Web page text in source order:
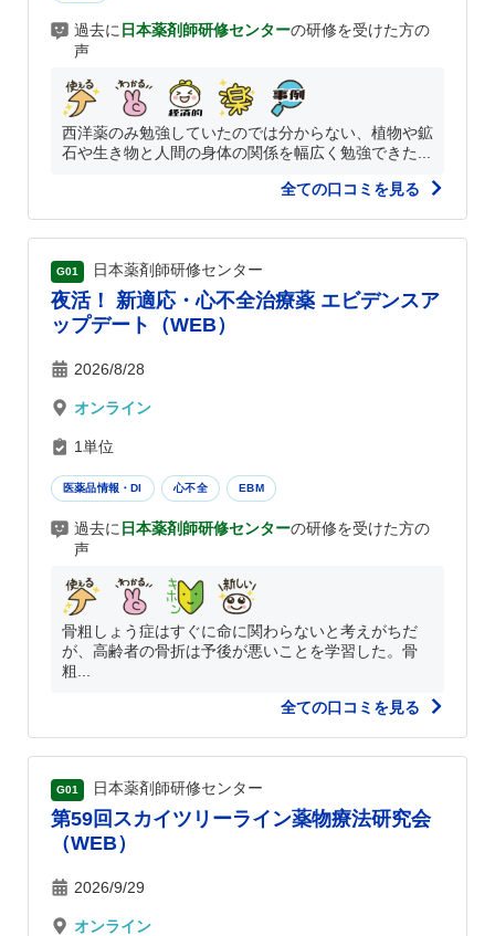
過去に 日本薬剤師研修センターの研修を受けた方の
声
西洋薬のみ勉強していたのでは分からない、植物や鉱
石や生き物と人間の身体の関係を幅広く勉強できた...
全ての口コミを見る
G01 日本薬剤師研修センター
夜活！ 新適応・心不全治療薬 エビデンスア
ップデート（WEB）
2026/8/28
オンライン
1単位
医薬品情報・DI 心不全 EBM
過去に 日本薬剤師研修センターの研修を受けた方の
声
骨粗しょう症はすぐに命に関わらないと考えがちだ
が、高齢者の骨折は予後が悪いことを学習した。骨
粗...
全ての口コミを見る
G01 日本薬剤師研修センター
第59回スカイツリーライン薬物療法研究会
（WEB）
2026/9/29
オンライン